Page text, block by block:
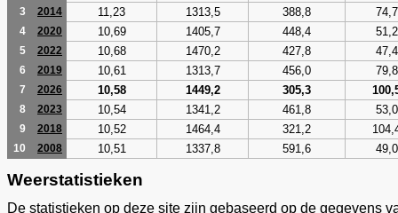
3 2014 11,23 1313,5 388,8 74,7
4 2020 10,69 1405,7 448,4 51,2
5 2022 10,68 1470,2 427,8 47,4
6 2019 10,61 1313,7 456,0 79,8
7 2026 10,58 1449,2 305,3
8 2023 10,54 1341,2 461,8 53,0
9 2018 10,52 1464,4 321,2
10 2008 10,51 1337,8 591,6 49,0
Weerstatistieken
De statistieken op deze site zijn gebaseerd op de gegevens